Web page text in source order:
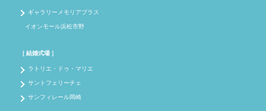
ギャラリーメモリアプラス
イオンモール浜松市野
［ 結婚式場 ］
ラトリエ・ドゥ・マリエ
サントフェリーチェ
サンフィレール岡崎